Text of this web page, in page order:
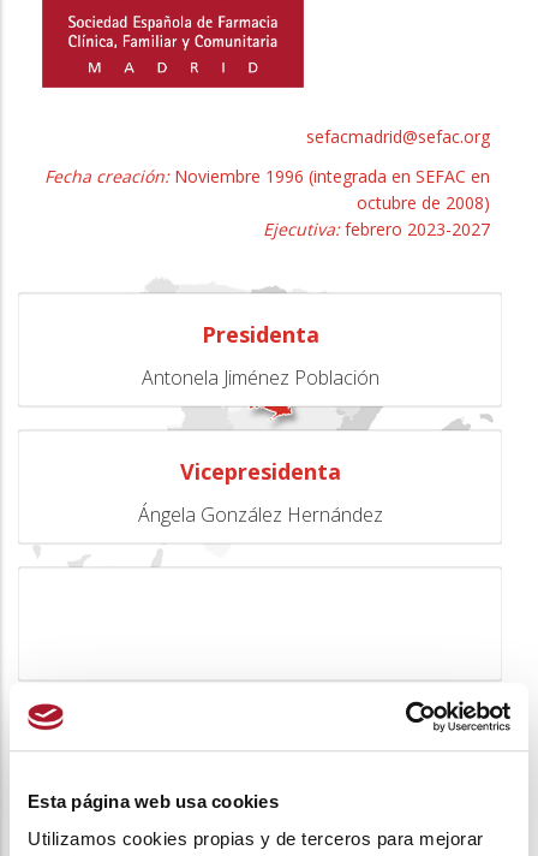
Esta página web usa cookies
Utilizamos cookies propias y de terceros para mejorar
navegación
sefacmadrid@sefac.org
Fecha creación:Noviembre 1996 (integrada en SEFAC en
octubre de 2008)
Ejecutiva:febrero 2023-2027
Presidenta
Antonela Jiménez Población
Vicepresidenta
Ángela González Hernández
Tesorera
Alicia González Rodríguez